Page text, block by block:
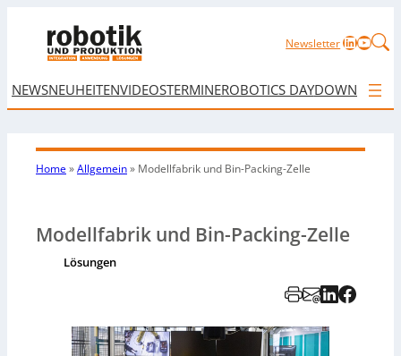
NewsletterLinkedIn
NEWSNEUHEITENVIDEOSTERMINEROBOTICS DAYDOWNLOAD
Home»Allgemein» Modellfabrik und Bin-Packing-Zelle
Modellfabrik und Bin-Packing-Zelle
Lösungen